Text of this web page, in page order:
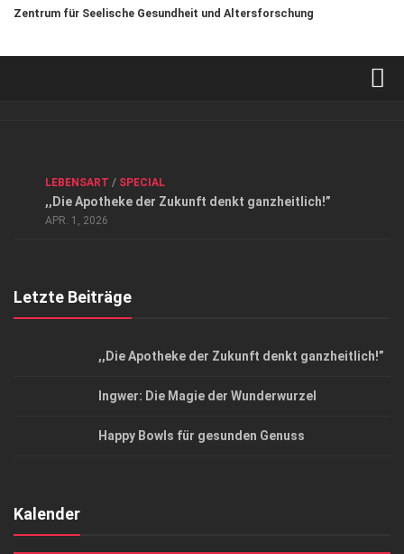
Zentrum für Seelische Gesundheit und Altersforschung
Datenschutzerklärung
Top Magazin Dresden / Ostsachsen
LEBENSART / SPECIAL
,,Die Apotheke der Zukunft denkt ganzheitlich!”
APR. 1, 2026
Letzte Beiträge
,,Die Apotheke der Zukunft denkt ganzheitlich!”
Ingwer: Die Magie der Wunderwurzel
Happy Bowls für gesunden Genuss
Kalender